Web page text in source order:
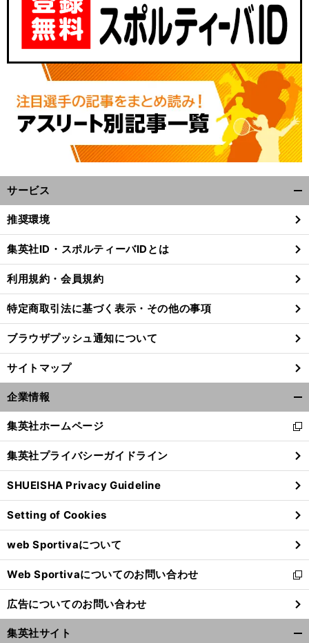
サービス
閉
る
推奨環境
集英社ID・スポルティーバIDとは
利用規約・会員規約
特定商取引法に基づく表示・その他の事項
ブラウザプッシュ通知について
サイトマップ
企業情報
閉
る
集英社ホームページ
新
し
い
ウ
ィ
ン
ド
ウ
で
開
く
集英社プライバシーガイドライン
SHUEISHA Privacy Guideline
Setting of Cookies
web Sportivaについて
Web Sportivaについてのお問い合わせ
新
し
い
ウ
ィ
広告についてのお問い合わせ
集英社サイト